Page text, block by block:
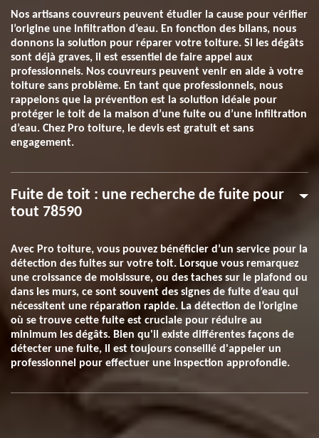
Nos artisans couvreurs peuvent étudier la cause pour vérifier
l’origine une infiltration d’eau. En fonction des bilans, nous
donnons la solution pour réparer votre toiture. Si les dégâts
sont déjà graves, il est essentiel de faire appel aux
professionnels. Nos couvreurs peuvent venir en aide à votre
toiture sans problème. En tant que professionnels, nous
rappelons que la prévention est la solution idéale pour
protéger le toit de la maison d’une fuite ou d’une infiltration
d’eau. Chez Pro toiture, le devis est gratuit et sans
engagement.
Fuite de toit : une recherche de fuite pour
tout 78590
Avec Pro toiture, vous pouvez bénéficier d’un service pour la
détection des fuites sur votre toit. Lorsque vous remarquez
une croissance de moisissure, ou des taches sur le plafond ou
dans les murs, ce sont souvent des signes de fuite d’eau qui
nécessitent une réparation rapide. La détection de l’origine
où se trouve cette fuite est cruciale pour réduire au
minimum les dégâts. Bien qu'il existe différentes façons de
détecter une fuite, il est toujours conseillé d'appeler un
professionnel pour effectuer une inspection approfondie.